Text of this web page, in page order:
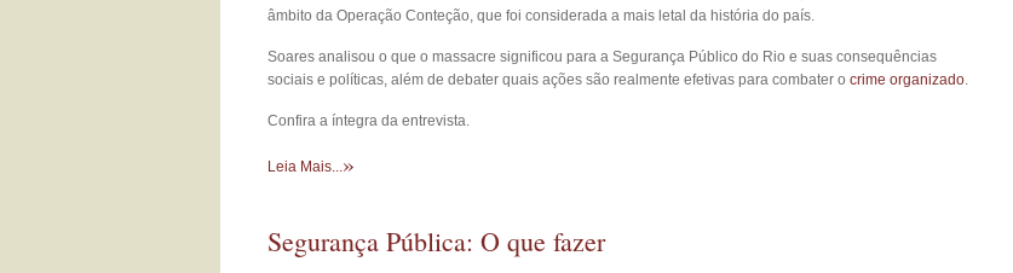
âmbito da Operação Conteção, que foi considerada a mais letal da história do país.
Soares analisou o que o massacre significou para a Segurança Público do Rio e suas consequências
sociais e políticas, além de debater quais ações são realmente efetivas para combater ocrime organizado.
Confira a íntegra da entrevista.
Leia Mais...»
Segurança Pública: O que fazer